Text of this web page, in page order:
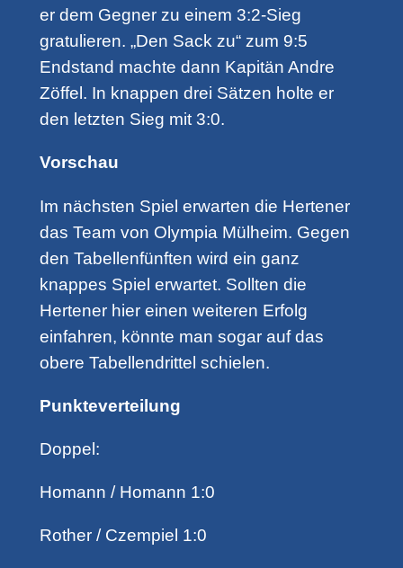
er dem Gegner zu einem 3:2-Sieg
gratulieren. „Den Sack zu“ zum 9:5
Endstand machte dann Kapitän Andre
Zöffel. In knappen drei Sätzen holte er
den letzten Sieg mit 3:0.
Vorschau
Im nächsten Spiel erwarten die Hertener
das Team von Olympia Mülheim. Gegen
den Tabellenfünften wird ein ganz
knappes Spiel erwartet. Sollten die
Hertener hier einen weiteren Erfolg
einfahren, könnte man sogar auf das
obere Tabellendrittel schielen.
Punkteverteilung
Doppel:
Homann / Homann 1:0
Rother / Czempiel 1:0